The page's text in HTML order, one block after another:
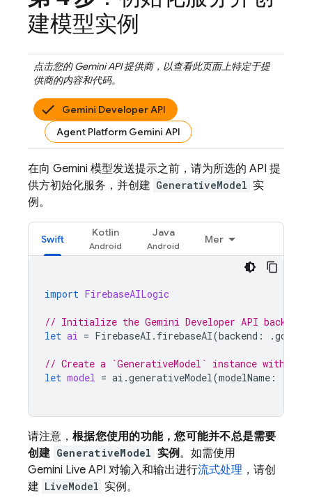
建模型实例
点击您的Gemini API提供商，以查看此页面上特定于提
供商的内容和代码。
Gemini Developer API
Agent Platform Gemini API
在向 Gemini 模型发送提示之前，请为所选的 API 提
供方初始化服务，并创建 GenerativeModel 实
例。
Swift
Kotlin Java
Mer
import FirebaseAILogic
// Initialize the Gemini Developer API backend
let ai = FirebaseAI . firebaseAI(backend : .
// Create a `GenerativeModel` instance with a
let model = ai .generativeModel(modelName :
请注意， 根据您使用的功能，您可能并不总是需要
创建 GenerativeModel 实例。如需使用
Gemini Live API 对输入和输出进行流式处理 ，请创
建 LiveModel 实例。